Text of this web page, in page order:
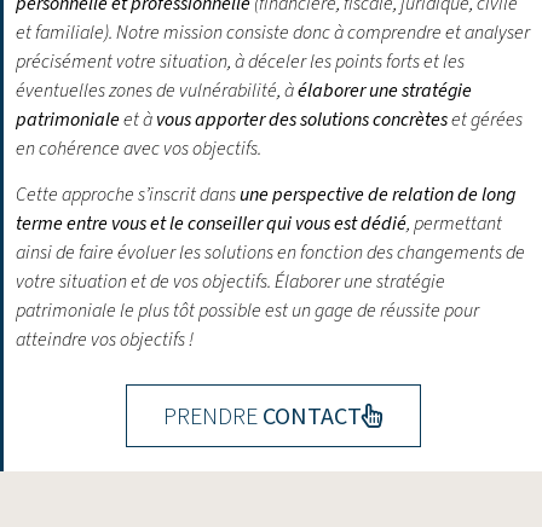
et familiale). Notre mission consiste donc à comprendre et analyser
précisément votre situation, à déceler les points forts et les
éventuelles zones de vulnérabilité, àélaborer une stratégie
patrimonialeet àvous apporter des solutions concrèteset gérées
en cohérence avec vos objectifs.
Cette approche s’inscrit dansune perspective de relation de long
terme entre vous et le conseiller qui vous est dédié, permettant
ainsi de faire évoluer les solutions en fonction des changements de
votre situation et de vos objectifs.Élaborer une stratégie
patrimoniale le plus tôt possible est un gage de réussite pour
atteindre vos objectifs !
PRENDRE CONTACT